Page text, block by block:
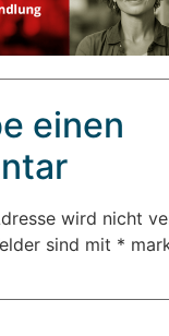
einen
wird nicht
sind mit *